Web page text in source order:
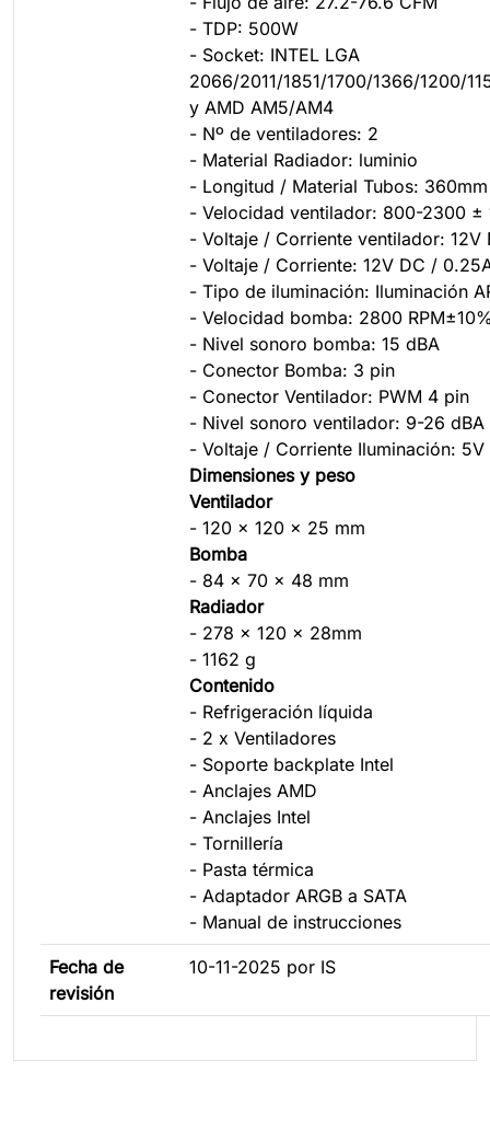
- TDP: 500W
- Socket: INTEL LGA
2066/2011/1851/1700/1366/1200/
y AMD AM5/AM4
- Nº de ventiladores: 2
- Material Radiador: luminio
- Longitud / Material Tubos:
- Velocidad ventilador: 800-2300 ±
- Voltaje / Corriente ventilador: 12V
- Voltaje / Corriente: 12V DC /
- Tipo de iluminación: Iluminación
- Velocidad bomba: 2800
- Nivel sonoro bomba: 15 dBA
- Conector Bomba: 3 pin
- Conector Ventilador: PWM 4 pin
- Nivel sonoro ventilador: 9-26 dBA
- Voltaje / Corriente Iluminación:
Dimensiones y peso
Ventilador
- 120 x 120 x 25 mm
Bomba
- 84 x 70 x 48 mm
Radiador
- 278 x 120 x 28mm
- 1162 g
Contenido
- Refrigeración líquida
- 2 x Ventiladores
- Soporte backplate Intel
- Anclajes AMD
- Anclajes Intel
- Tornillería
- Pasta térmica
- Adaptador ARGB a SATA
- Manual de instrucciones
Fecha de
revisión
10-11-2025 por IS